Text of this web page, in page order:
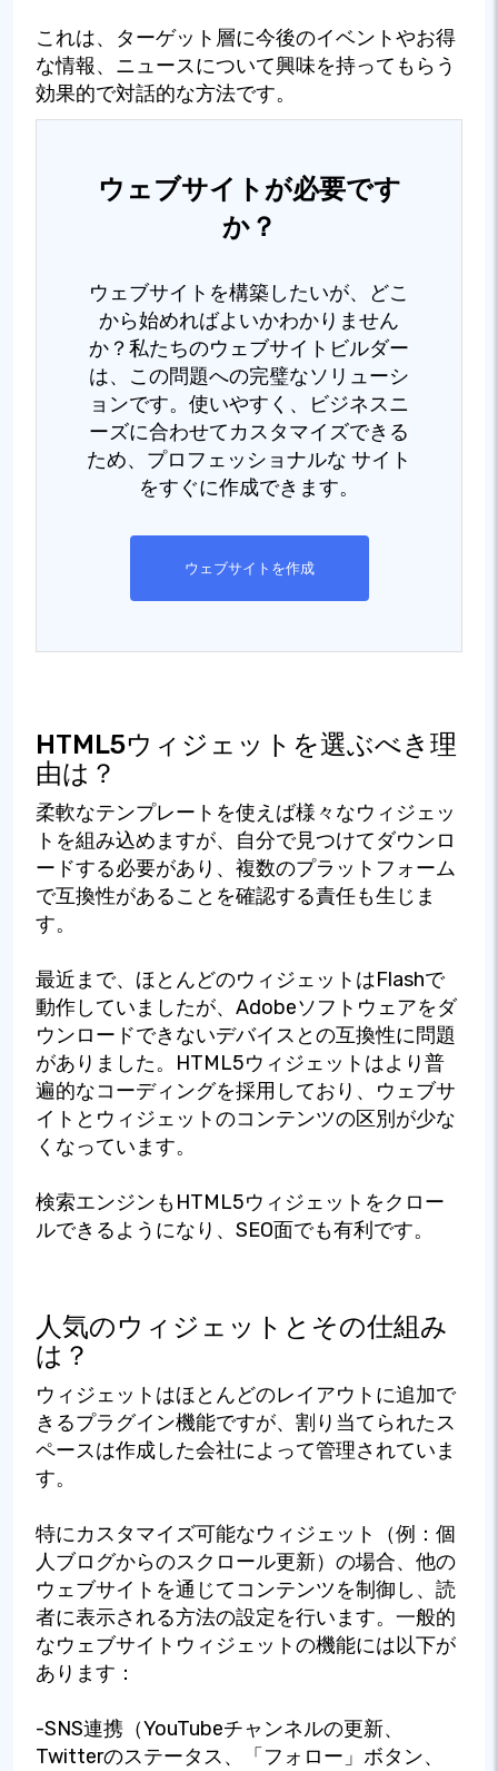
これは、ターゲット層に今後のイベントやお得
な情報、ニュースについて興味を持ってもらう
効果的で対話的な方法です。
ウェブサイトが必要です
か？
ウェブサイトを構築したいが、どこ
から始めればよいかわかりません
か？私たちのウェブサイトビルダー
は、この問題への完璧なソリューシ
ョンです。使いやすく、ビジネスニ
ーズに合わせてカスタマイズできる
ため、プロフェッショナルな サイト
をすぐに作成できます。
ウェブサイトを作成
HTML5ウィジェットを選ぶべき理
由は？
柔軟なテンプレートを使えば様々なウィジェッ
トを組み込めますが、自分で見つけてダウンロ
ードする必要があり、複数のプラットフォーム
で互換性があることを確認する責任も生じま
す。
最近まで、ほとんどのウィジェットはFlashで
動作していましたが、Adobeソフトウェアをダ
ウンロードできないデバイスとの互換性に問題
がありました。HTML5ウィジェットはより普
遍的なコーディングを採用しており、ウェブサ
イトとウィジェットのコンテンツの区別が少な
くなっています。
検索エンジンもHTML5ウィジェットをクロー
ルできるようになり、SEO面でも有利です。
人気のウィジェットとその仕組み
は？
ウィジェットはほとんどのレイアウトに追加で
きるプラグイン機能ですが、割り当てられたス
ペースは作成した会社によって管理されていま
す。
特にカスタマイズ可能なウィジェット（例：個
人ブログからのスクロール更新）の場合、他の
ウェブサイトを通じてコンテンツを制御し、読
者に表示される方法の設定を行います。一般的
なウェブサイトウィジェットの機能には以下が
あります：
-SNS連携（YouTubeチャンネルの更新、
Twitterのステータス、「フォロー」ボタン、